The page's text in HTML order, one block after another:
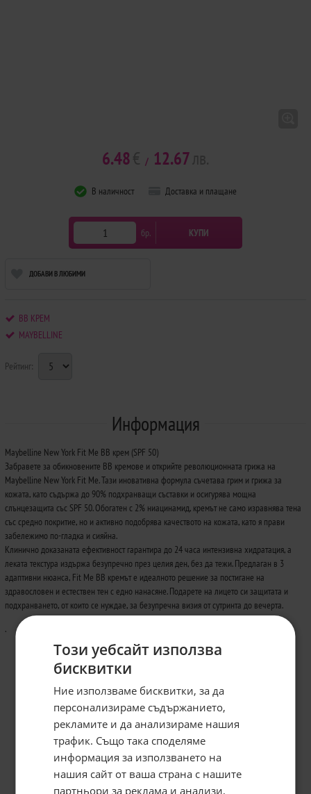
6.48 / 12.67
В наличност Доставка и плащане
бр. КУПИ
ДОБАВИ В ЛЮБИМИ
BB КРЕМ
MAYBELLINE
Рейтинг:
Информация
Maybelline New York Fit Me BB крем (SPF 50)
Забравете за обикновените BB кремове и открийте революционната грижа на
Maybelline New York Fit Me. Тази иновативна формула съчетава грим и грижа за
кожата, като съдържа до 90% подхранващи съставки и осигурява мощна
слънцезащита със SPF 50. Обогатен с 2% ниацинамид, кремът не само изравнява тена
със средно покритие, но и активно подобрява качеството на кожата, като я прави
забележимо по-гладка и сияйна.
Клинично доказаната ефективност гарантира до 24 часа интензивна хидратация, а
леката текстура издържа безупречно през целия ден, без да тежи. Предлаган в 3
адаптивни нюанса, Fit Me BB кремът е идеалното решение за постигане на
здравословен и естествен тен с едно нанасяне. Подарете на лицето си защитата и
подхранването, от които се нуждае, за безупречна визия от сутринта до вечерта.
.
Този уебсайт използва
бисквитки
Ние използваме бисквитки, за да
персонализираме съдържанието,
рекламите и да анализираме нашия
трафик. Също така споделяме
информация за използването на
нашия сайт от ваша страна с нашите
партньори за реклама и анализи,
Абонирайте се за бюлетина и
грабнете-5%отстъпка!